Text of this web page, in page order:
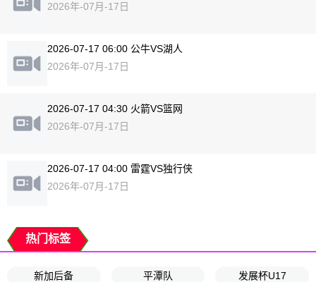
2026年-07月-17日
2026-07-17 06:00 公牛VS湖人
2026年-07月-17日
2026-07-17 04:30 火箭VS篮网
2026年-07月-17日
2026-07-17 04:00 雷霆VS独行侠
2026年-07月-17日
热门标签
新加后备 平潭队 发展杯U17